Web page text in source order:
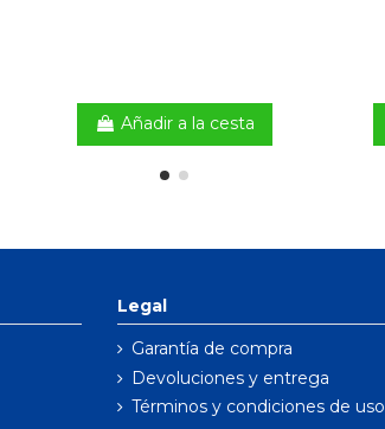
Añadir a la cesta
Legal
Garantía de compra
Devoluciones y entrega
Términos y condiciones de uso